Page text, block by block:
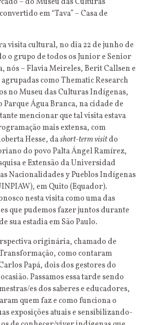
em “Tava” – Casa de
visita cultural, no dia 22 de junho de
o grupo de todos os Junior e Senior
nós – Flavia Meireles, Berit Callsen e
como Thematic Research
no Museu das Culturas Indígenas,
Água Branca, na cidade de
mencionar que tal visita estava
mais extensa, com
Hesse, dashort-term visitdo
do povo Palta Ángel Ramírez,
e Extensão da Universidad
Nacionalidades y Pueblos Indígenas
em Quito (Equador).
nesta visita como uma das
que pudemos fazer juntos durante
sua estadia em São Paulo.
originária, chamado de
como contaram
Papá, dois dos gestores do
Passamos essa tarde sendo
es dos saberes e educadores,
quem faz e como funciona o
exposições atuais e sensibilizando-